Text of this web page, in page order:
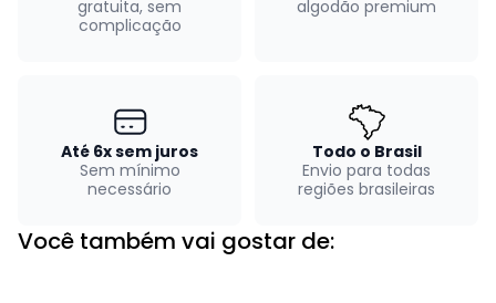
gratuita, sem
complicação
algodão premium
Até 6x sem juros
Sem mínimo
necessário
Todo o Brasil
Envio para todas
regiões brasileiras
Você também vai gostar de: